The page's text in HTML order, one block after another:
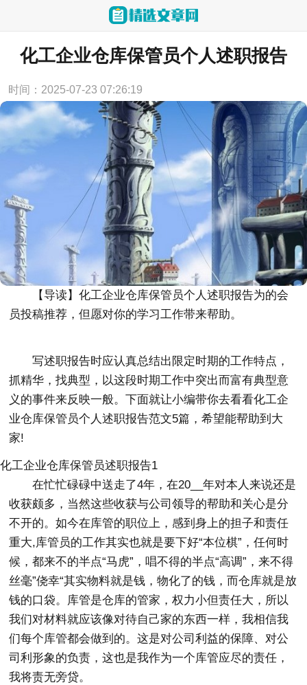
当前位置： 首页 > 述职报告
化工企业仓库保管员个人述职报告
时间：2025-07-23 07:26:19
【导读】化工企业仓库保管员个人述职报告为的会
员投稿推荐，但愿对你的学习工作带来帮助。
写述职报告时应认真总结出限定时期的工作特点，
抓精华，找典型，以这段时期工作中突出而富有典型意
义的事件来反映一般。下面就让小编带你去看看化工企
业仓库保管员个人述职报告范文5篇，希望能帮助到大
家!
化工企业仓库保管员述职报告1
在忙忙碌碌中送走了4年，在20__年对本人来说还是
收获颇多，当然这些收获与公司领导的帮助和关心是分
不开的。如今在库管的职位上，感到身上的担子和责任
重大,库管员的工作其实也就是要下好“本位棋”，任何时
候，都来不的半点“马虎”，唱不得的半点“高调”，来不得
丝毫”侥幸“其实物料就是钱，物化了的钱，而仓库就是放
钱的口袋。库管是仓库的管家，权力小但责任大，所以
我们对材料就应该像对待自己家的东西一样，我相信我
们每个库管都会做到的。这是对公司利益的保障、对公
司利形象的负责，这也是我作为一个库管应尽的责任，
我将责无旁贷。